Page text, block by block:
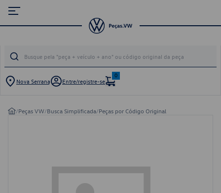
Nova Serrana Entre/registre-se
0
/Peças VW/Busca Simplificada/Peças por Código Original